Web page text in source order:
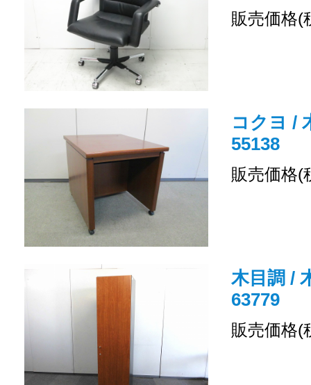
販売価格(
コクヨ /
55138
販売価格(
木目調 /
63779
販売価格(